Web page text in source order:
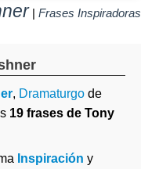
| Frases Inspiradoras
, Dramaturgo de
19 frases de Tony
Inspiración y